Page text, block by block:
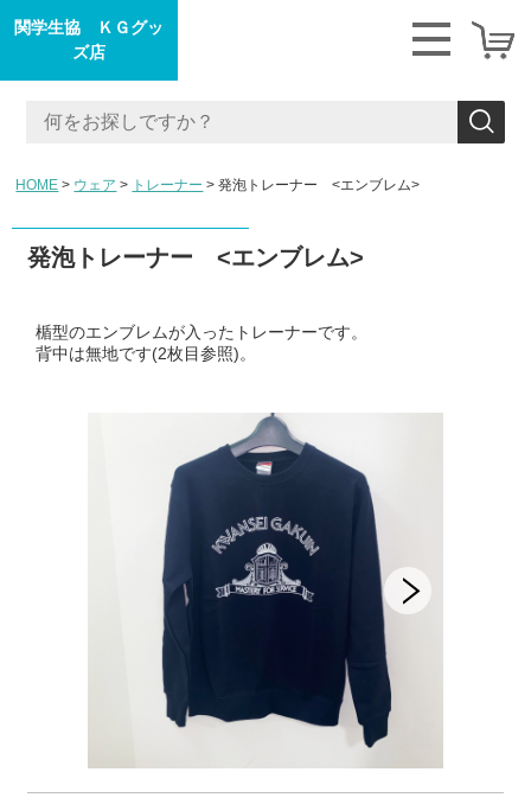
関学生協 ＫＧグッ
ズ店
HOME ウェア トレーナー 発泡トレーナー <エンブレム>
発泡トレーナー <エンブレム>
楯型のエンブレムが入ったトレーナーです。
背中は無地です(2枚目参照)。